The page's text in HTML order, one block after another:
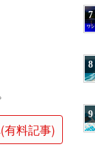
有料記事)
7
8
9